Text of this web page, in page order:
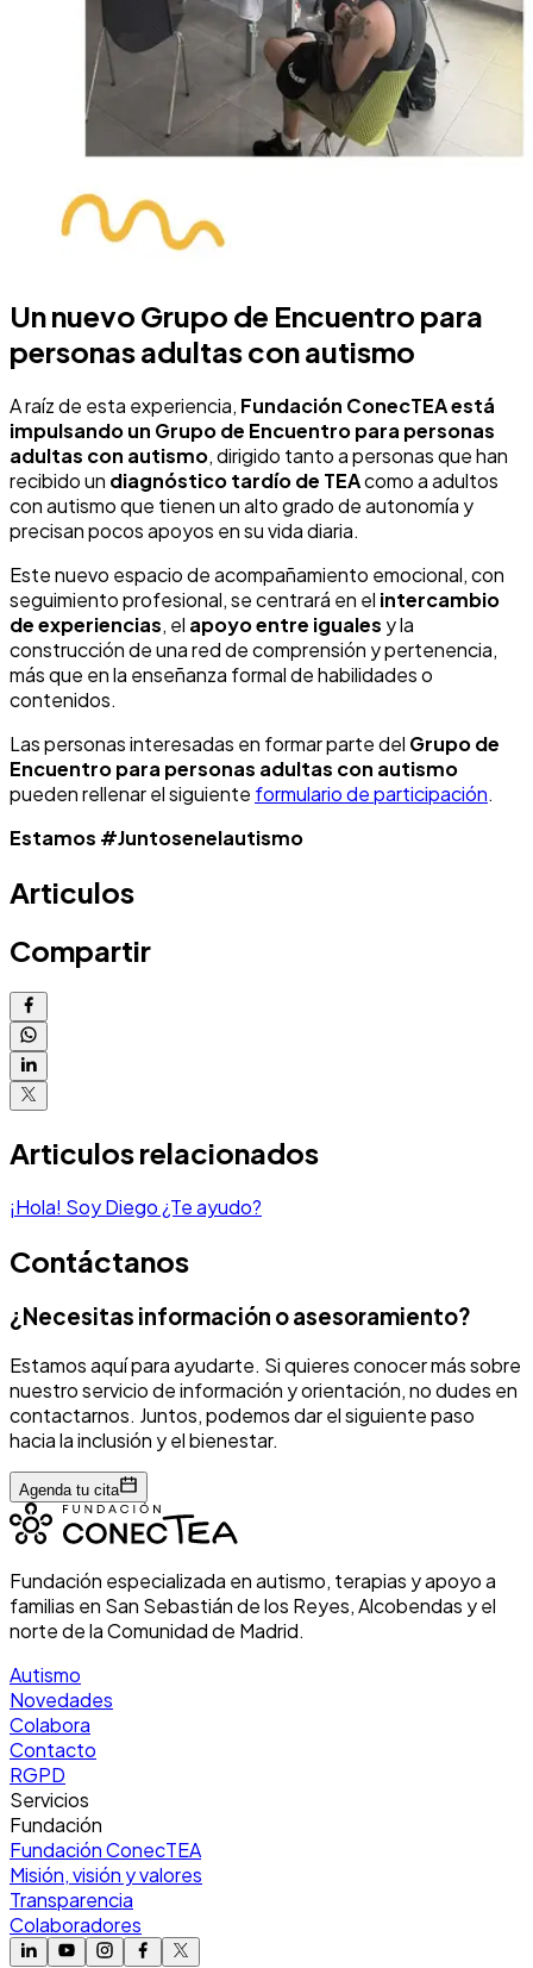
Un nuevo Grupo de Encuentro para
personas adultas con autismo
A raíz de esta experiencia, Fundación ConecTEA está
impulsando un Grupo de Encuentro para personas
adultas con autismo, dirigido tanto a personas que han
recibido un diagnóstico tardío de TEAcomo a adultos
con autismo que tienen un alto grado de autonomía y
precisan pocos apoyos en su vida diaria.
Este nuevo espacio de acompañamiento emocional, con
seguimiento profesional, se centrará en el intercambio
de experiencias, el apoyo entre iguales y la
construcción de una red de comprensión y pertenencia,
más que en la enseñanza formal de habilidades o
contenidos.
Las personas interesadas en formar parte del Grupo de
Encuentro para personas adultas con autismo
pueden rellenar el siguiente formulario de participación.
Estamos #Juntosenelautismo
Articulos
Compartir
Articulos relacionados
¡Hola! Soy Diego ¿Te ayudo?
Contáctanos
¿Necesitas información o asesoramiento?
Estamos aquí para ayudarte. Si quieres conocer más sobre
nuestro servicio de información y orientación, no dudes en
contactarnos. Juntos, podemos dar el siguiente paso
hacia la inclusión y el bienestar.
Agenda tu cita
Fundación especializada en autismo, terapias y apoyo a
familias en San Sebastián de los Reyes, Alcobendas y el
norte de la Comunidad de Madrid.
Autismo
Novedades
Colabora
Contacto
RGPD
Servicios
Fundación
Fundación ConecTEA
Misión, visión y valores
Transparencia
Colaboradores